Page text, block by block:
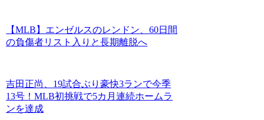
【MLB】エンゼルスのレンドン、60日間
の負傷者リスト入りと長期離脱へ
吉田正尚、19試合ぶり豪快3ランで今季
13号！MLB初挑戦で5カ月連続ホームラ
ンを達成